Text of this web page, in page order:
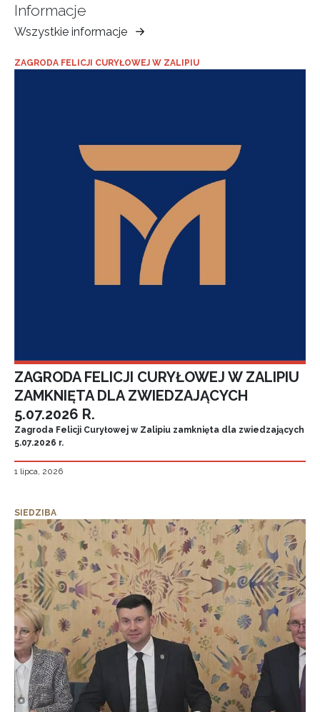
Informacje
Wszystkie informacje
Muzeum
Ziemi
Tarnowskiej
ZAGRODA FELICJI CURYŁOWEJ W ZALIPIU
ZAGRODA FELICJI CURYŁOWEJ W ZALIPIU
ZAMKNIĘTA DLA ZWIEDZAJĄCYCH
5.07.2026 R.
Zagroda Felicji Curyłowej w Zalipiu zamknięta dla zwiedzających
5.07.2026 r.
1 lipca, 2026
SIEDZIBA